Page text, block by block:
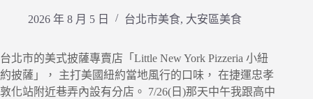
2026 年 8 月 5 日 台北市美食, 大安區美食
台北市的美式披薩專賣店「Little New York Pizzeria 小紐
約披薩」， 主打美國紐約當地風行的口味， 在捷運忠孝
敦化站附近巷弄內設有分店。 7/26(日)那天中午我跟高中